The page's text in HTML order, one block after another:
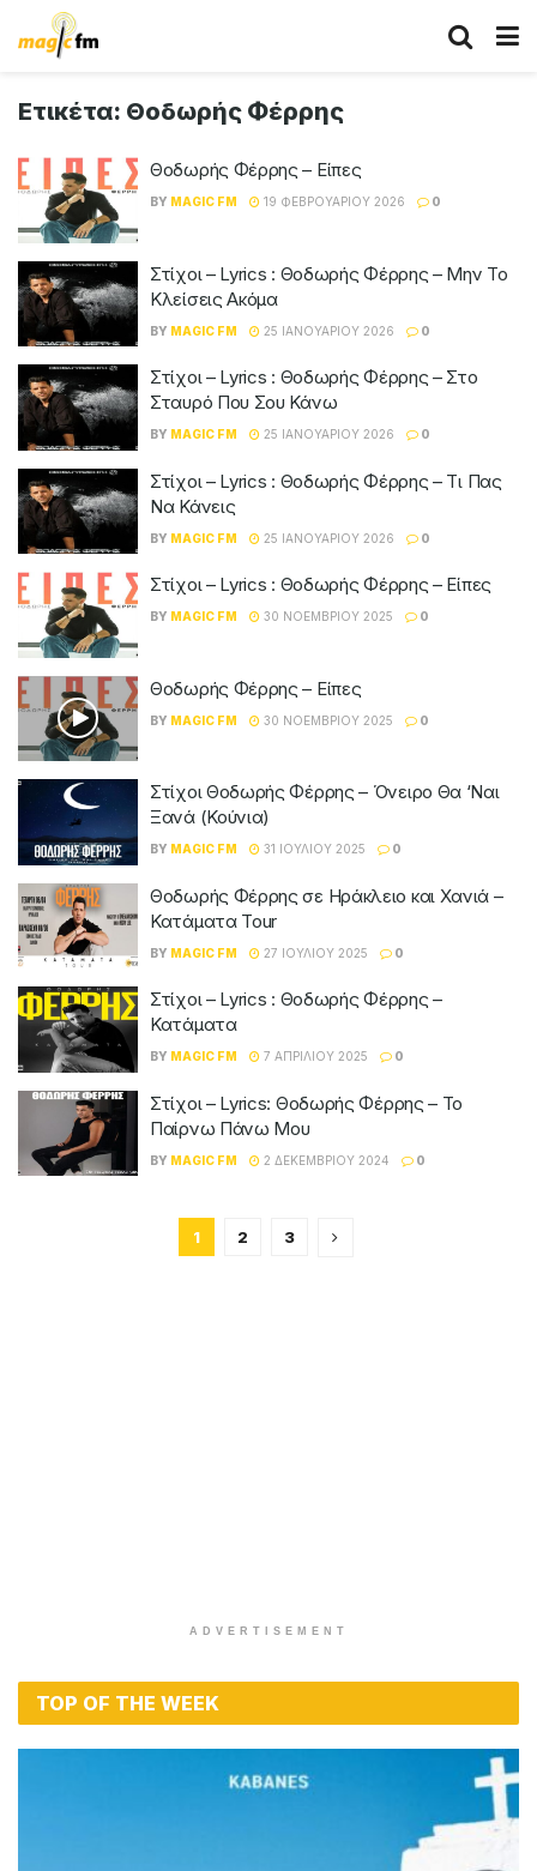
Ετικέτα: Θοδωρής Φέρρης
Θοδωρής Φέρρης – Είπες
BY MAGIC FM 19 ΦΕΒΡΟΥΑΡΊΟΥ 2026 0
Στίχοι – Lyrics : Θοδωρής Φέρρης – Μην Το
Κλείσεις Ακόμα
BY MAGIC FM 25 ΙΑΝΟΥΑΡΊΟΥ 2026 0
Στίχοι – Lyrics : Θοδωρής Φέρρης – Στο
Σταυρό Που Σου Κάνω
BY MAGIC FM 25 ΙΑΝΟΥΑΡΊΟΥ 2026 0
Στίχοι – Lyrics : Θοδωρής Φέρρης – Τι Πας
Να Κάνεις
BY MAGIC FM 25 ΙΑΝΟΥΑΡΊΟΥ 2026 0
Στίχοι – Lyrics : Θοδωρής Φέρρης – Είπες
BY MAGIC FM 30 ΝΟΕΜΒΡΊΟΥ 2025 0
Θοδωρής Φέρρης – Είπες
BY MAGIC FM 30 ΝΟΕΜΒΡΊΟΥ 2025 0
Στίχοι Θοδωρής Φέρρης – Όνειρο Θα ‘Ναι
Ξανά (Κούνια)
BY MAGIC FM 31 ΙΟΥΛΊΟΥ 2025 0
Θοδωρής Φέρρης σε Ηράκλειο και Χανιά –
Κατάματα Tour
BY MAGIC FM 27 ΙΟΥΛΊΟΥ 2025 0
Στίχοι – Lyrics : Θοδωρής Φέρρης –
Κατάματα
BY MAGIC FM 7 ΑΠΡΙΛΊΟΥ 2025 0
Στίχοι – Lyrics: Θοδωρής Φέρρης – Το
Παίρνω Πάνω Μου
BY MAGIC FM 2 ΔΕΚΕΜΒΡΊΟΥ 2024 0
1 2 3
ADVERTISEMENT
TOP OF THE WEEK